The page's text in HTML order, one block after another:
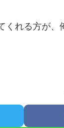
くれる方が、